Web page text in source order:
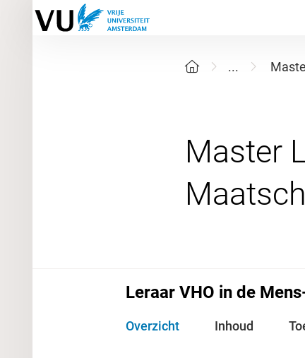
...
Master
Leraar VHO in de
Overzicht Inhoud